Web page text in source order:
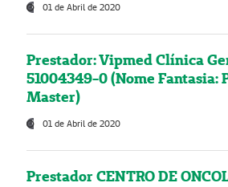
01 de Abril de 2020
Prestador: Vipmed Clínica
51004349-0 (Nome Fantasia:
Master)
01 de Abril de 2020
Prestador CENTRO DE